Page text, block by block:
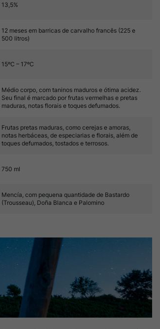
13,5%
12 meses em barricas de carvalho francês (225 e
500 litros)
15ºC – 17ºC
Médio corpo, com taninos maduros e ótima acidez.
Seu final é marcado por frutas vermelhas e pretas
maduras, notas florais e toques defumados.
Frutas pretas maduras, como cerejas e amoras,
notas herbáceas, de especiarias e florais, além de
toques defumados, tostados e terrosos.
750 ml
Mencía, com pequena quantidade de Bastardo
(Trousseau), Doña Blanca e Palomino